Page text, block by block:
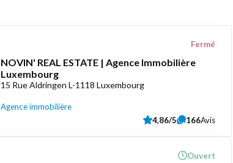
NOVIN' REAL ESTATE | Agence Immobilière
Luxembourg
15 Rue Aldringen L-1118 Luxembourg
Agence immobilière
Fermé
4,86/5 166Avis
Ouvert